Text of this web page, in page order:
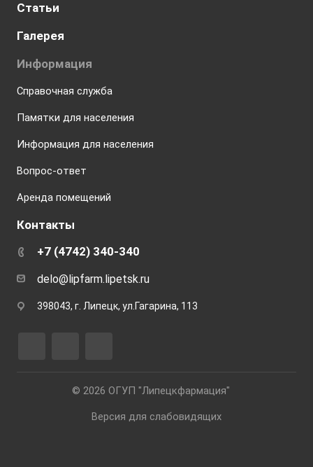
Статьи
Галерея
Информация
Справочная служба
Памятки для населения
Информация для населения
Вопрос-ответ
Аренда помещений
Контакты
+7 (4742) 340-340
delo@lipfarm.lipetsk.ru
398043, г. Липецк, ул.Гагарина, 113
© 2026 ОГУП "Липецкфармация"
Версия для слабовидящих